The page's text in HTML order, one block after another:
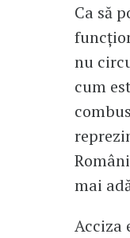
Ca să
nu
cum
mai
Acciza